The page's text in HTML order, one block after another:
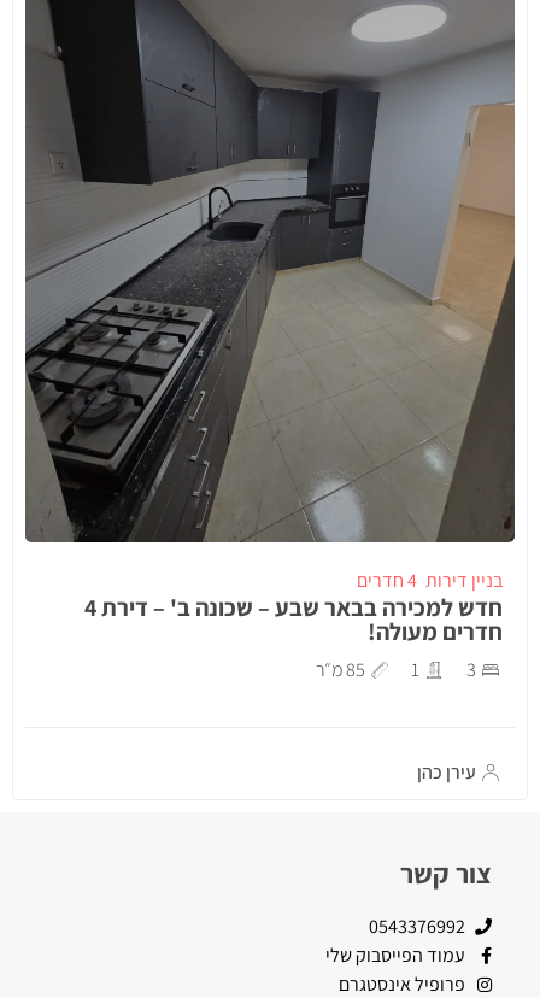
בניין דירות 4 חדרים
חדש למכירה בבאר שבע – שכונה ב' – דירת 4
חדרים מעולה!
3
1 85 מ״ר
עירן כהן
צור קשר
0543376992
עמוד הפייסבוק שלי
פרופיל אינסטגרם